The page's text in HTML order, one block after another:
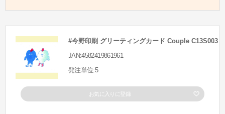
#今野印刷 グリーティングカード Couple C13S003
JAN:4582419861961
発注単位:5
お気に入りに登録